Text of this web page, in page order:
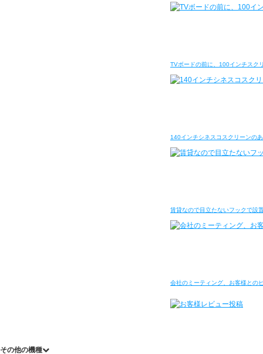
TVボードの前に、100インチスク
140インチシネスコスクリーンの
賃貸なので目立たないフックで設
会社のミーティング、お客様との
その他の機種